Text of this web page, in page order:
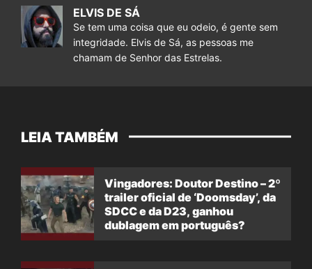
ELVIS DE SÁ
Se tem uma coisa que eu odeio, é gente sem
integridade. Elvis de Sá, as pessoas me
chamam de Senhor das Estrelas.
LEIA TAMBÉM
Vingadores: Doutor Destino – 2º
trailer oficial de ‘Doomsday’, da
SDCC e da D23, ganhou
dublagem em português?